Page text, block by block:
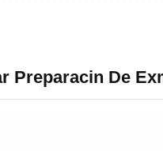
Preparacin De